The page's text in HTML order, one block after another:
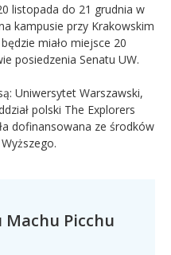
listopada do 21 grudnia w
kampusie przy Krakowskim
miało miejsce 20
posiedzenia Senatu UW.
Uniwersytet Warszawski,
polski The Explorers
dofinansowana ze środków
Picchu